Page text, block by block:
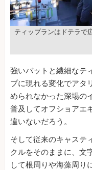
ティップランはドテラで
強いバットと繊細なテ
プに現れる変化でアタ
められなかった深場の
普及してオフショアエ
違いないだろう。
そして従来のキャステ
クルをそのままに、文
して根周りや海藻周り